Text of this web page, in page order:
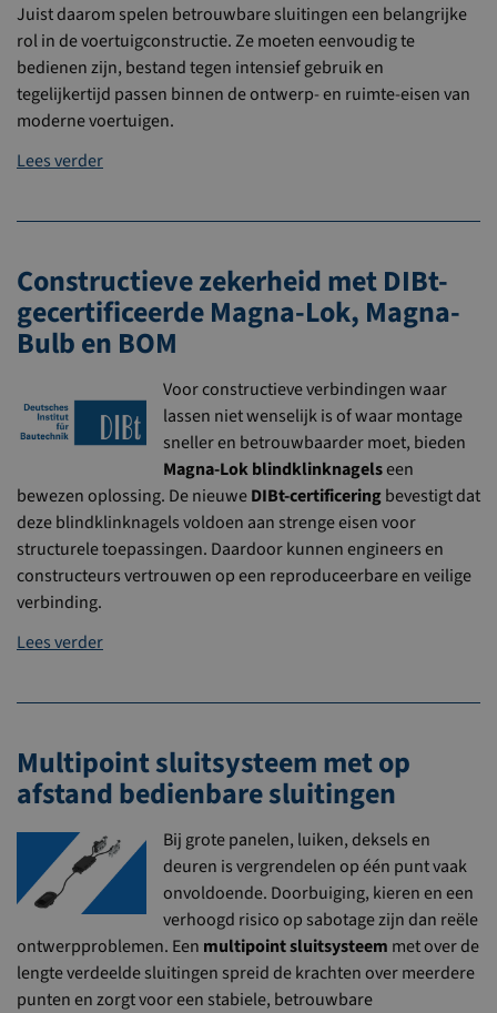
Juist daarom spelen betrouwbare sluitingen een belangrijke
rol in de voertuigconstructie. Ze moeten eenvoudig te
bedienen zijn, bestand tegen intensief gebruik en
tegelijkertijd passen binnen de ontwerp- en ruimte-eisen van
moderne voertuigen.
Lees verder
Constructieve zekerheid met DIBt-
gecertificeerde Magna-Lok, Magna-
Bulb en BOM
Voor constructieve verbindingen waar
lassen niet wenselijk is of waar montage
sneller en betrouwbaarder moet, bieden
Magna-Lok blindklinknagelseen
bewezen oplossing. De nieuweDIBt-certificeringbevestigt dat
deze blindklinknagels voldoen aan strenge eisen voor
structurele toepassingen. Daardoor kunnen engineers en
constructeurs vertrouwen op een reproduceerbare en veilige
verbinding.
Lees verder
Multipoint sluitsysteem met op
afstand bedienbare sluitingen
Bij grote panelen, luiken, deksels en
deuren is vergrendelen op één punt vaak
onvoldoende. Doorbuiging, kieren en een
verhoogd risico op sabotage zijn dan reële
ontwerpproblemen. Een multipoint sluitsysteem met over de
lengte verdeelde sluitingen spreid de krachten over meerdere
punten en zorgt voor een stabiele, betrouwbare